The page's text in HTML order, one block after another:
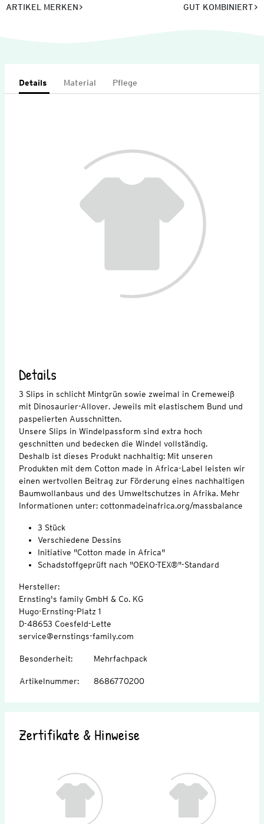
ARTIKEL MERKEN GUT KOMBINIERT
Details Material Pflege
Details
3 Slips in schlicht Mintgrün sowie zweimal in Cremeweiß
mit Dinosaurier-Allover. Jeweils mit elastischem Bund und
paspelierten Ausschnitten.
Unsere Slips in Windelpassform sind extra hoch
geschnitten und bedecken die Windel vollständig.
Deshalb ist dieses Produkt nachhaltig: Mit unseren
Produkten mit dem Cotton made in Africa-Label leisten wir
einen wertvollen Beitrag zur Förderung eines nachhaltigen
Baumwollanbaus und des Umweltschutzes in Afrika. Mehr
Informationen unter: cottonmadeinafrica.org/massbalance
3 Stück
Verschiedene Dessins
Initiative "Cotton made in Africa"
Schadstoffgeprüft nach "OEKO-TEX®"-Standard
Hersteller:
Ernsting's family GmbH & Co. KG
Hugo-Ernsting-Platz 1
D-48653 Coesfeld-Lette
service@ernstings-family.com
Besonderheit: Mehrfachpack
Artikelnummer: 8686770200
Zertifikate & Hinweise